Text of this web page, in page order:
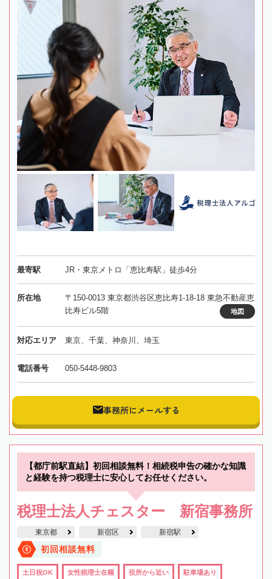
最寄駅 JR・東京メトロ「恵比寿駅」徒歩4分
所在地
〒150-0013 東京都渋谷区恵比寿1-18-18 東急不動産恵
比寿ビル5階
地図
対応エリア 東京、千葉、神奈川、埼玉
電話番号 050-5448-9803
事務所にメールする
【都庁前駅直結】初回相談無料！相続税申告の確かな知識
と経験を持つ税理士に安心してお任せください。
税理士法人チェスター 新宿事務所
東京都 新宿区 新宿駅
初回相談無料
土日祝OK 女性税理士在籍 役所から近い 駐車場あり